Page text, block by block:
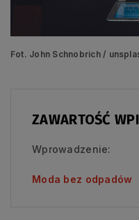
Fot. John Schnobrich /
ZAWARTOŚĆ
Wprowadzenie:
Moda bez odpadów